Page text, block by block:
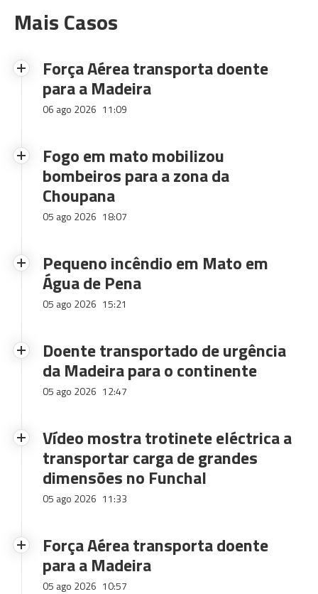
Mais Casos
Força Aérea transporta doente
para a Madeira
06 ago 2026 11:09
Fogo em mato mobilizou
bombeiros para a zona da
Choupana
05 ago 2026 18:07
Pequeno incêndio em Mato em
Água de Pena
05 ago 2026 15:21
Doente transportado de urgência
da Madeira para o continente
05 ago 2026 12:47
Vídeo mostra trotinete eléctrica a
transportar carga de grandes
dimensões no Funchal
05 ago 2026 11:33
Força Aérea transporta doente
para a Madeira
05 ago 2026 10:57